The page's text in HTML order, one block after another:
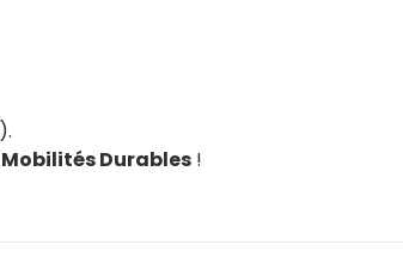
Durables !